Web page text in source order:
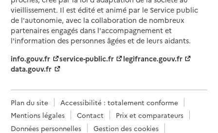
vieillissement. Il est édité et animé par le Service public
de l'autonomie, avec la collaboration de nombreux
partenaires engagés dans l'accompagnement et
l'information des personnes âgées et de leurs aidants.
info.gouv.fr
service-public.fr
legifrance.gouv.fr
data.gouv.fr
Plan du site
Accessibilité : totalement conforme
Mentions légales
Contact
Prix et comparateurs
Données personnelles
Gestion des cookies